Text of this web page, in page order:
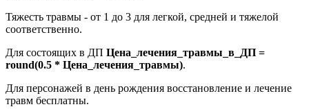
Тяжесть травмы - от 1 до 3 для легкой, средней и тяжелой
соответственно.
Для состоящих в ДП Цена_лечения_травмы_в_ДП =
round(0.5 * Цена_лечения_травмы).
Для персонажей в день рождения восстановление и лечение
травм бесплатны.